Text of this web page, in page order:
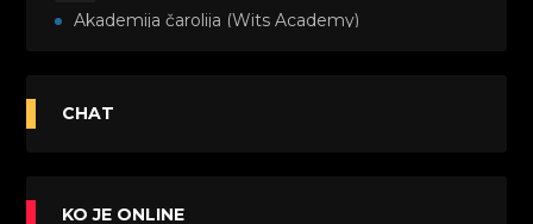
Akademija čarolija (Wits Academy)
Avanture Maje i Marka (Sinhronizovano na
Sinhronizovano na Srpski
CHAT
KO JE ONLINE